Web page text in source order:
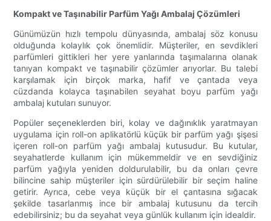
Kompakt ve Taşınabilir Parfüm Yağı Ambalaj Çözümleri
Günümüzün hızlı tempolu dünyasında, ambalaj söz konusu
olduğunda kolaylık çok önemlidir. Müşteriler, en sevdikleri
parfümleri gittikleri her yere yanlarında taşımalarına olanak
tanıyan kompakt ve taşınabilir çözümler arıyorlar. Bu talebi
karşılamak için birçok marka, hafif ve çantada veya
cüzdanda kolayca taşınabilen seyahat boyu parfüm yağı
ambalaj kutuları sunuyor.
Popüler seçeneklerden biri, kolay ve dağınıklık yaratmayan
uygulama için roll-on aplikatörlü küçük bir parfüm yağı şişesi
içeren roll-on parfüm yağı ambalaj kutusudur. Bu kutular,
seyahatlerde kullanım için mükemmeldir ve en sevdiğiniz
parfüm yağıyla yeniden doldurulabilir, bu da onları çevre
bilincine sahip müşteriler için sürdürülebilir bir seçim haline
getirir. Ayrıca, cebe veya küçük bir el çantasına sığacak
şekilde tasarlanmış ince bir ambalaj kutusunu da tercih
edebilirsiniz; bu da seyahat veya günlük kullanım için idealdir.